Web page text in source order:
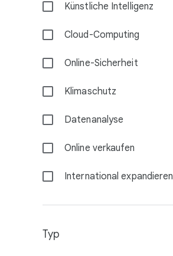
Künstliche Intelligenz
Cloud-Computing
Online-Sicherheit
Klimaschutz
Datenanalyse
Online verkaufen
International expandieren
Typ